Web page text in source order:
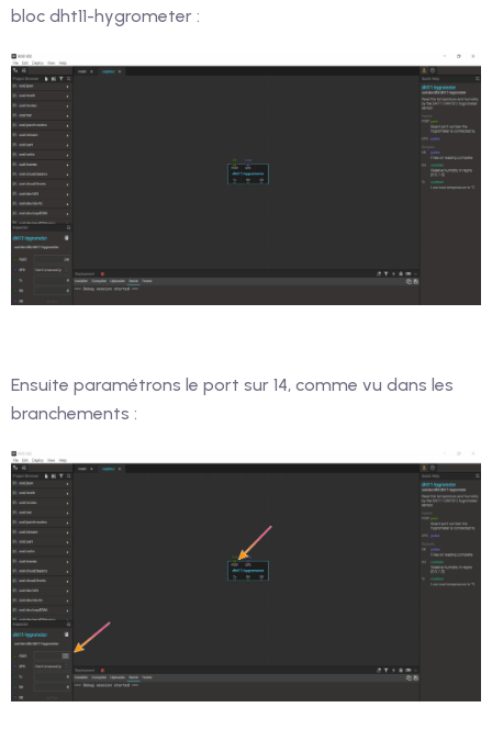
bloc dht11-hygrometer :
Ensuite paramétrons le port sur 14, comme vu dans les
branchements :